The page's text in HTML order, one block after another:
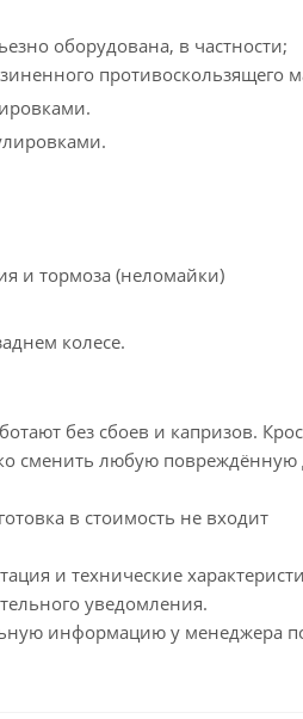
оборудована, в частности;
и тормоза (неломайки)
колесе.
без сбоев и капризов.
сменить любую повреждённую
в стоимость не входит
и технические
уведомления.
информацию у менеджера